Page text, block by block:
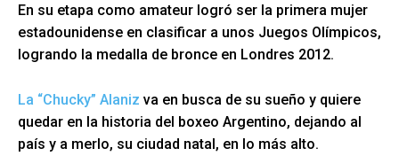
En su etapa como amateur logró ser la primera mujer
estadounidense en clasificar a unos Juegos Olímpicos,
logrando la medalla de bronce en Londres 2012.
La “Chucky” Alaniz va en busca de su sueño y quiere
quedar en la historia del boxeo Argentino, dejando al
país y a merlo, su ciudad natal, en lo más alto.